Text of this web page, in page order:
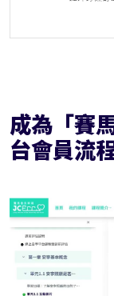
成為「賽
台會員流